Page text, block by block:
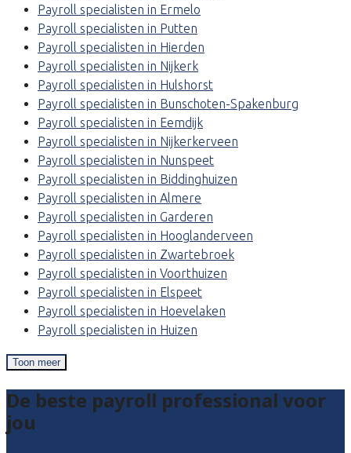
Payroll specialisten in Ermelo
Payroll specialisten in Putten
Payroll specialisten in Hierden
Payroll specialisten in Nijkerk
Payroll specialisten in Hulshorst
Payroll specialisten in Bunschoten-Spakenburg
Payroll specialisten in Eemdijk
Payroll specialisten in Nijkerkerveen
Payroll specialisten in Nunspeet
Payroll specialisten in Biddinghuizen
Payroll specialisten in Almere
Payroll specialisten in Garderen
Payroll specialisten in Hooglanderveen
Payroll specialisten in Zwartebroek
Payroll specialisten in Voorthuizen
Payroll specialisten in Elspeet
Payroll specialisten in Hoevelaken
Payroll specialisten in Huizen
Toon meer
De beste payroll professional voor
jou